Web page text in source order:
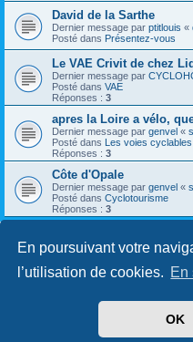
En poursuivant votre
l’utilisation de cookies. En
OK
David de la Sarthe
Dernier message par ptitlouis «
Posté dans Présentez-vous
Le VAE Crivit de chez
Dernier message par
Posté dans VAE
Réponses : 3
apres la Loire a vélo,
Dernier message par genvel «
Posté dans Les voies cyclables
Réponses : 3
Côte d'Opale
Dernier message par genvel «
Posté dans Cyclotourisme
Réponses : 3
8 résultats
phpBB ®